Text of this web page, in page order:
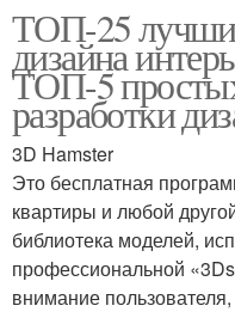
ТОП-25
дизайна
ТОП-5
разработки
3D Hamster
Это бесплатная
квартиры и любой
библиотека моделей,
профессиональной
внимание пользователя,